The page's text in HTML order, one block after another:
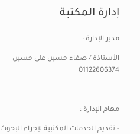
إدارة المكتبة
مدير الإدارة :
الأستاذة / صفاء حسين على حسين
01122606374
مهام الإدارة :
-​​​​ تقديم الخدمات المكتبية لإجراء